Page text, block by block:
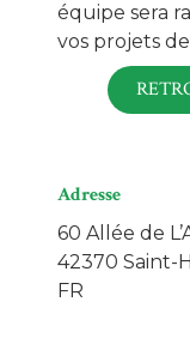
équipe sera
vos projets
Adresse
60 Allée de
42370 Saint-
FR